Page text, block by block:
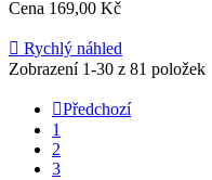
Cena 169,00 Kč
 Rychlý náhled
Zobrazení 1-30 z 81 položek
Předchozí
1
2
3